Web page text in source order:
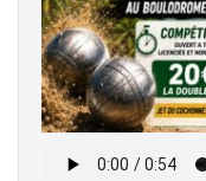
audio